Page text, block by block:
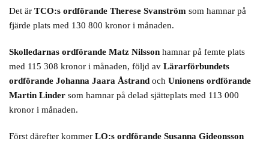
Det är TCO:s ordförande Therese Svanström som hamnar på
fjärde plats med 130 800 kronor i månaden.
Skolledarnas ordförande Matz Nilsson hamnar på femte plats
med 115 308 kronor i månaden, följd av Lärarförbundets
ordförande Johanna Jaara Åstrand och Unionens ordförande
Martin Linder som hamnar på delad sjätteplats med 113 000
kronor i månaden.
Först därefter kommer LO:s ordförande Susanna Gideonsson